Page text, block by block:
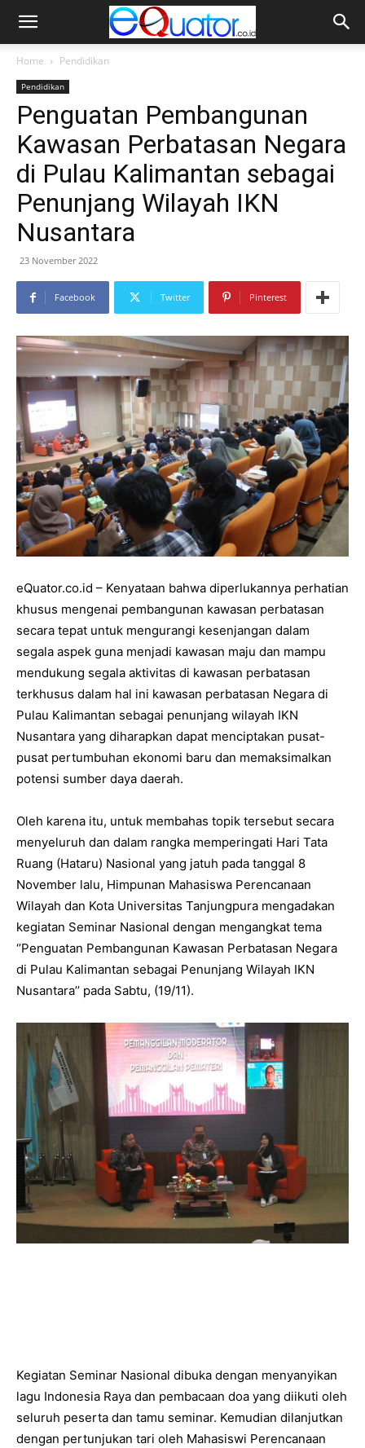
Home Pendidikan
Pendidikan
Penguatan Pembangunan
Kawasan Perbatasan Negara
di Pulau Kalimantan sebagai
Penunjang Wilayah IKN
Nusantara
23 November 2022
Facebook Twitter Pinterest
eQuator.co.id – Kenyataan bahwa diperlukannya perhatian
khusus mengenai pembangunan kawasan perbatasan
secara tepat untuk mengurangi kesenjangan dalam
segala aspek guna menjadi kawasan maju dan mampu
mendukung segala aktivitas di kawasan perbatasan
terkhusus dalam hal ini kawasan perbatasan Negara di
Pulau Kalimantan sebagai penunjang wilayah IKN
Nusantara yang diharapkan dapat menciptakan pusat-
pusat pertumbuhan ekonomi baru dan memaksimalkan
potensi sumber daya daerah.
Oleh karena itu, untuk membahas topik tersebut secara
menyeluruh dan dalam rangka memperingati Hari Tata
Ruang (Hataru) Nasional yang jatuh pada tanggal 8
November lalu, Himpunan Mahasiswa Perencanaan
Wilayah dan Kota Universitas Tanjungpura mengadakan
kegiatan Seminar Nasional dengan mengangkat tema
‘’Penguatan Pembangunan Kawasan Perbatasan Negara
di Pulau Kalimantan sebagai Penunjang Wilayah IKN
Nusantara’’ pada Sabtu, (19/11).
Kegiatan Seminar Nasional dibuka dengan menyanyikan
lagu Indonesia Raya dan pembacaan doa yang diikuti oleh
seluruh peserta dan tamu seminar. Kemudian dilanjutkan
dengan pertunjukan tari oleh Mahasiswi Perencanaan